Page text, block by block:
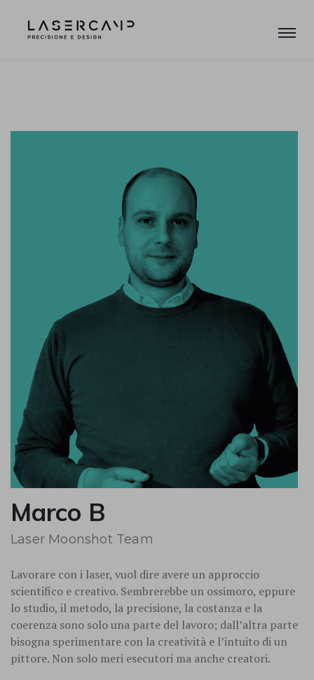
Marco B
Laser Moonshot Team
Lavorare con i laser, vuol dire avere un approccio
scientifico e creativo. Sembrerebbe un ossimoro, eppure
lo studio, il metodo, la precisione, la costanza e la
coerenza sono solo una parte del lavoro; dall’altra parte
bisogna sperimentare con la creatività e l’intuito di un
pittore. Non solo meri esecutori ma anche creatori.